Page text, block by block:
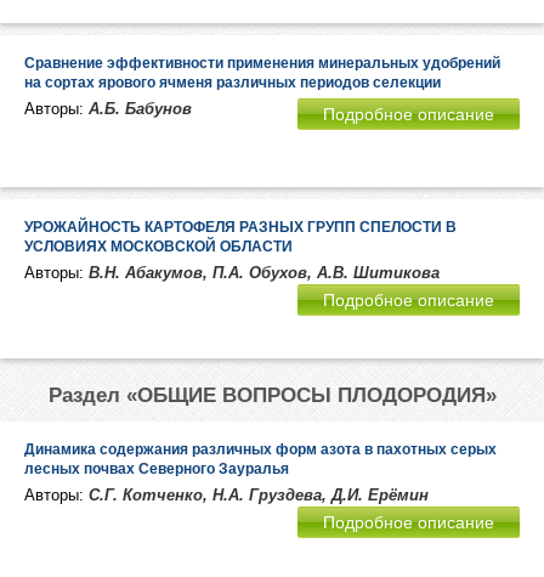
Сравнение эффективности применения минеральных удобрений
на сортах ярового ячменя различных периодов селекции
Авторы: А.Б. Бабунов Подробное описание
УРОЖАЙНОСТЬ КАРТОФЕЛЯ РАЗНЫХ ГРУПП СПЕЛОСТИ В
УСЛОВИЯХ МОСКОВСКОЙ ОБЛАСТИ
Авторы: В.Н. Абакумов, П.А. Обухов, А.В. Шитикова
Подробное описание
Раздел «ОБЩИЕ ВОПРОСЫ ПЛОДОРОДИЯ»
Динамика содержания различных форм азота в пахотных серых
лесных почвах Северного Зауралья
Авторы: С.Г. Котченко, Н.А. Груздева, Д.И. Ерёмин
Подробное описание